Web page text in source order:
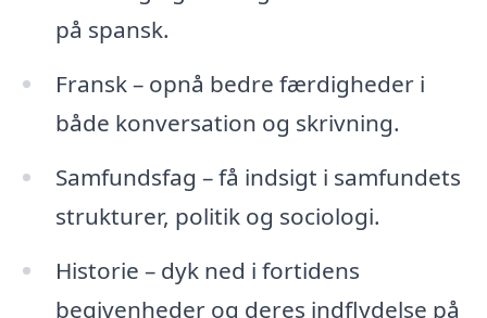
på spansk.
Fransk – opnå bedre færdigheder i
både konversation og skrivning.
Samfundsfag – få indsigt i samfundets
strukturer, politik og sociologi.
Historie – dyk ned i fortidens
begivenheder og deres indflydelse på